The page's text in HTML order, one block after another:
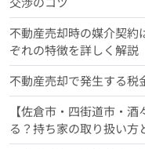
不動産売却時の媒介契約
ぞれの特徴を詳しく解説
不動産売却で発生する税
【佐倉市・四街道市・
る？持ち家の取り扱い方